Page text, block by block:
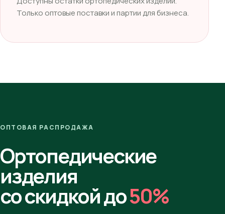
Только оптовые поставки и партии для бизнеса.
ОПТОВАЯ РАСПРОДАЖА
Ортопедические
изделия
со скидкой до50%